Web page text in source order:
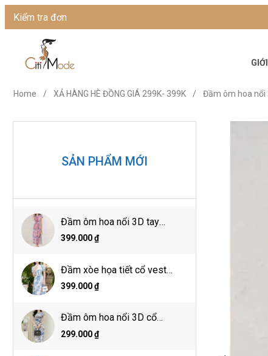
Kiểm tra đơn
Home / XẢ HÀNG HÈ ĐỒNG GIÁ 299K- 399K / Đầm ôm hoa nổi
SẢN PHẨM MỚI
Đầm ôm hoa nổi 3D tay
ngắn cổ đức
399.000 ₫
Đầm xòe họa tiết cổ vest
đính nơ hoa
399.000 ₫
Đầm ôm hoa nổi 3D cổ
thuyền tay ngắn đính hoa eo
299.000 ₫